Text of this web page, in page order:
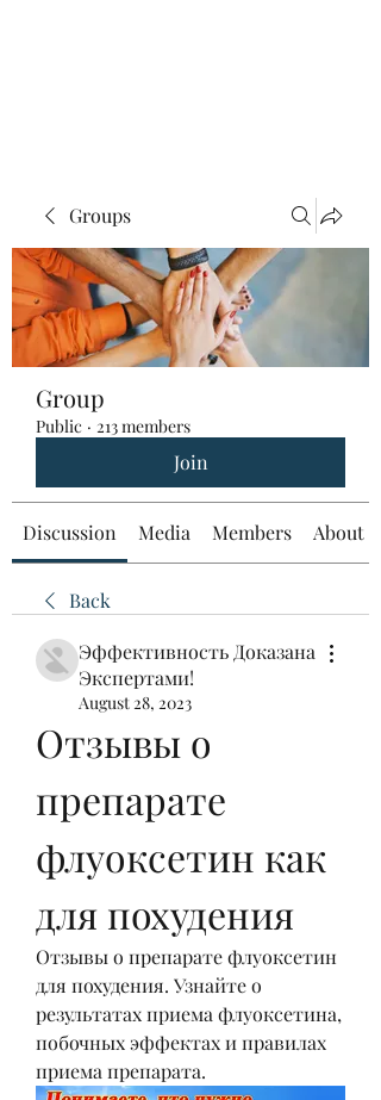
Groups
Group
Public · 213 members
Join
Discussion Media Members About
Back
Эффективность Доказана
Экспертами!
August 28, 2023
Отзывы о
препарате
флуоксетин как
для похудения
Отзывы о препарате флуоксетин
для похудения. Узнайте о
результатах приема флуоксетина,
побочных эффектах и правилах
приема препарата.